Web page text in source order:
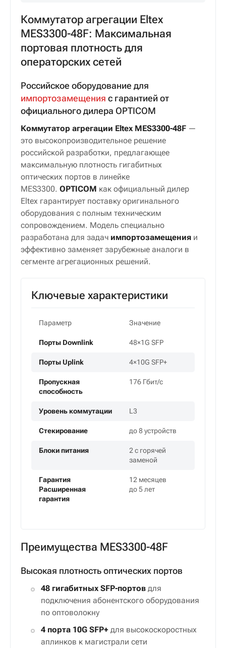
Коммутатор агрегации Eltex
MES3300-48F: Максимальная
портовая плотность для
операторских сетей
Российское оборудование для
импортозамещения с гарантией от
официального дилера OPTICOM
Коммутатор агрегации Eltex MES3300-48F —
это высокопроизводительное решение
российской разработки, предлагающее
максимальную плотность гигабитных
оптических портов в линейке
MES3300. OPTICOM как официальный дилер
Eltex гарантирует поставку оригинального
оборудования с полным техническим
сопровождением. Модель специально
разработана для задач импортозамещения и
эффективно заменяет зарубежные аналоги в
сегменте агрегационных решений.
Ключевые характеристики
Параметр Значение
Порты Downlink 48×1G SFP
Порты Uplink 4×10G SFP+
Пропускная
способность
176 Гбит/с
Уровень коммутации L3
Стекирование до 8 устройств
Блоки питания
2 с горячей
заменой
Гарантия
Расширенная
гарантия
12 месяцев
до 5 лет
Преимущества MES3300-48F
Высокая плотность оптических портов
48 гигабитных SFP-портов для
подключения абонентского оборудования
по оптоволокну
4 порта 10G SFP+ для высокоскоростных
аплинков к магистрали сети